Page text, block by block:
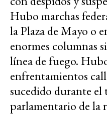
Hubo marchas
la Plaza de Mayo o
enormes columnas
línea de fuego.
enfrentamientos
sucedido durante
parlamentario de la